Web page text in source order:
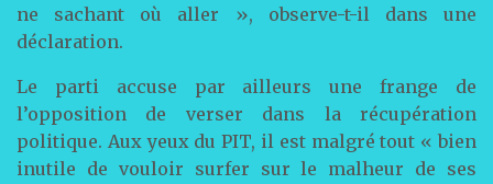
ne sachant où aller », observe-t-il dans une
déclaration.
Le parti accuse par ailleurs une frange de
l’opposition de verser dans la récupération
politique. Aux yeux du PIT, il est malgré tout « bien
inutile de vouloir surfer sur le malheur de ses